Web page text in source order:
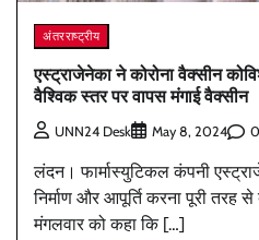
अंतरराष्ट्रीय
एस्ट्राजेनेका ने कोरोना वैक्सीन
वैश्विक स्तर पर वापस मंगाई वैक्सीन
UNN24 Desk May 8, 2024 0
लंदन। फार्मास्युटिकल कंपनी
निर्माण और आपूर्ति करना पूरी तरह
मंगलवार को कहा कि […]